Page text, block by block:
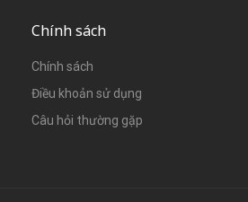
Chính sách
Chính sách
Điều khoản sử dụng
Câu hỏi thường gặp